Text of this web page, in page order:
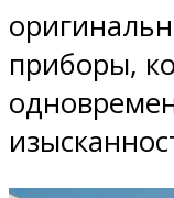
приборы,